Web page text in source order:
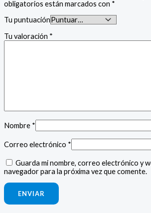
obligatorios están marcados con *
Tu puntuación
Tu valoración *
Nombre *
Correo electrónico *
Guarda mi nombre, correo electrónico y
navegador para la próxima vez que comente.